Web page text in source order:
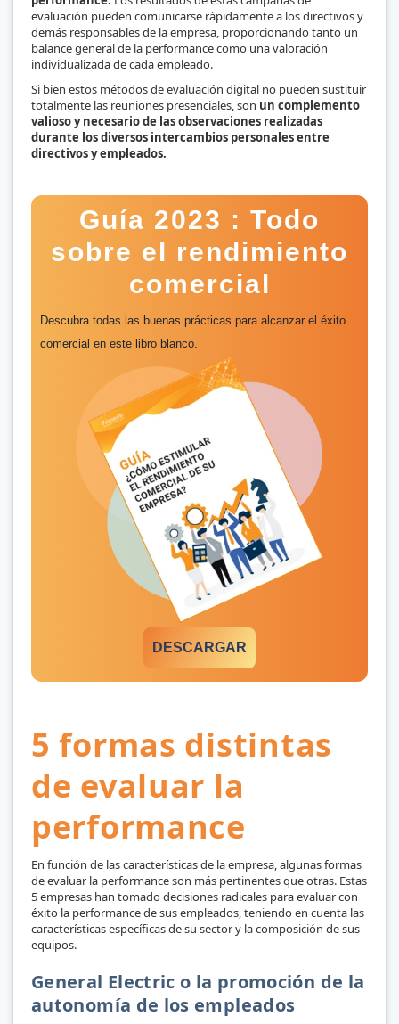
evaluación pueden comunicarse rápidamente a los directivos y
demás responsables de la empresa, proporcionando tanto un
balance general de la performance como una valoración
individualizada de cada empleado.
Si bien estos métodos de evaluación digital no pueden sustituir
totalmente las reuniones presenciales, son un complemento
valioso y necesario de las observaciones realizadas
durante los diversos intercambios personales entre
directivos y empleados.
Guía 2023 : Todo
sobre el rendimiento
comercial
Descubra todas las buenas prácticas para alcanzar el éxito
comercial en este libro blanco.
DESCARGAR
5 formas distintas
de evaluar la
performance
En función de las características de la empresa, algunas formas
de evaluar la performance son más pertinentes que otras. Estas
5 empresas han tomado decisiones radicales para evaluar con
éxito la performance de sus empleados, teniendo en cuenta las
características específicas de su sector y la composición de sus
equipos.
General Electric o la promoción de la
autonomía de los empleados